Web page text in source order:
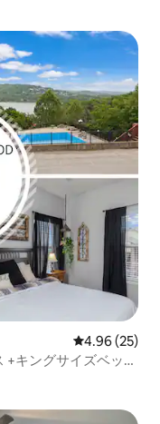
レビュー25
4.96 (25)
+キングサイズベッド